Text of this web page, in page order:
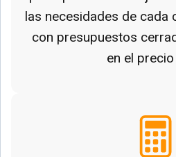
las necesidades de cada
con presupuestos
en el